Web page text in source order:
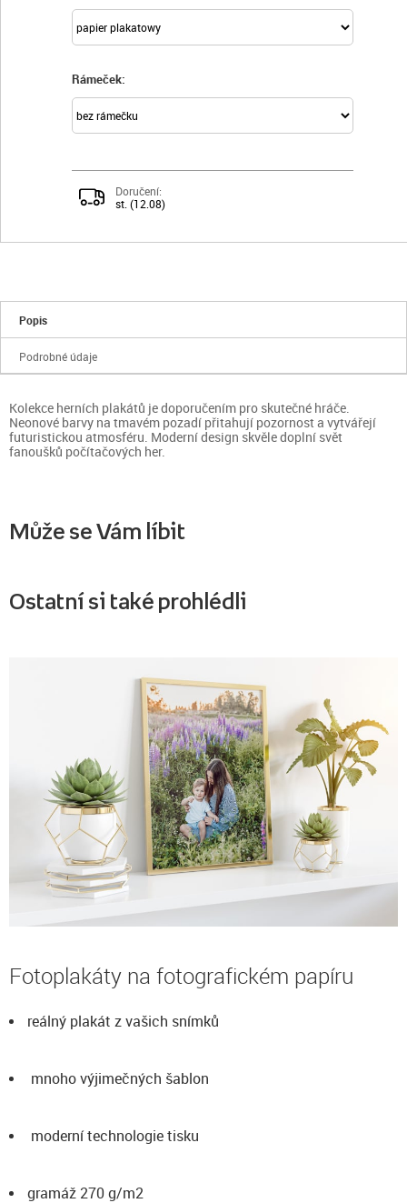
Rámeček:
Doručení:
st. (12.08)
Popis
Podrobné údaje
Kolekce herních plakátů je doporučením pro skutečné hráče.
Neonové barvy na tmavém pozadí přitahují pozornost a vytvářejí
futuristickou atmosféru. Moderní design skvěle doplní svět
fanoušků počítačových her.
Může se Vám líbit
Ostatní si také prohlédli
Fotoplakáty na fotografickém papíru
reálný plakát z vašich snímků
mnoho výjimečných šablon
moderní technologie tisku
gramáž 270 g/m2